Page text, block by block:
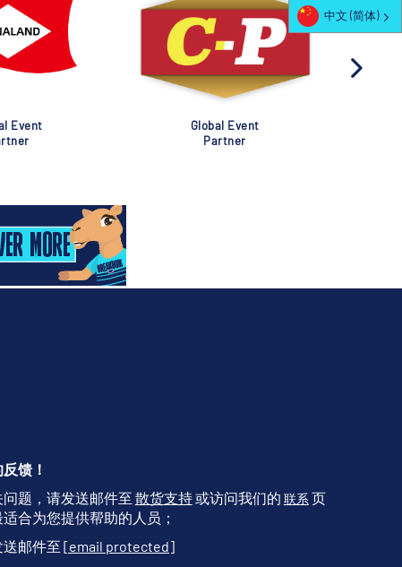
Event
Global Event
Partner
馈！
题，请发送邮件至 散货支持或访问我们的 联系 页
合为您提供帮助的人员；
邮件至 [email protected]
中文 (简体)